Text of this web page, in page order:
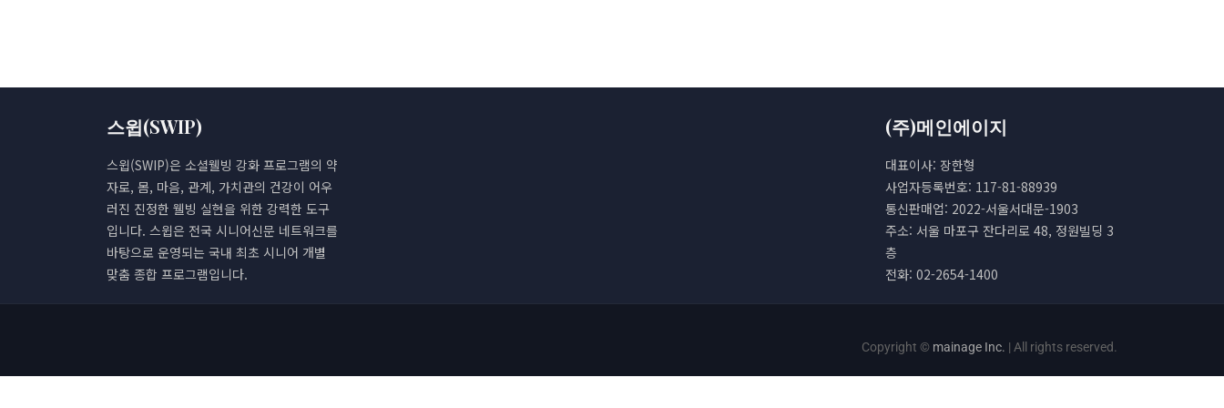
스윕(SWIP)
스윕(SWIP)은 소셜웰빙 강화 프로그램의 약
자로, 몸, 마음, 관계, 가치관의 건강이 어우
러진 진정한 웰빙 실현을 위한 강력한 도구
입니다. 스윕은 전국 시니어신문 네트워크를
바탕으로 운영되는 국내 최초 시니어 개별
맞춤 종합 프로그램입니다.
(주)메인에이지
대표이사: 장한형
사업자등록번호: 117-81-88939
통신판매업: 2022-서울서대문-1903
주소: 서울 마포구 잔다리로 48, 정원빌딩 3
층
전화: 02-2654-1400
Copyright © mainage Inc. | All rights reserved.